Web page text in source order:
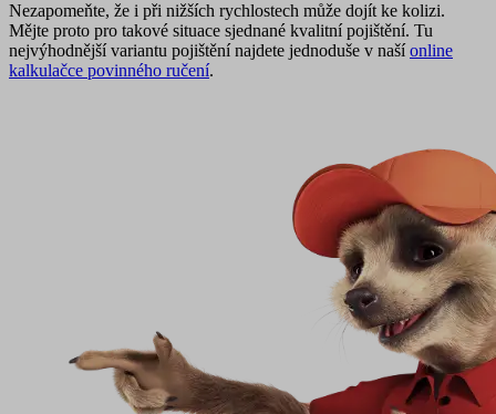
Nezapomeňte, že i při nižších rychlostech může dojít ke kolizi.
Mějte proto pro takové situace sjednané kvalitní pojištění. Tu
nejvýhodnější variantu pojištění najdete jednoduše v naší online
kalkulačce povinného ručení.